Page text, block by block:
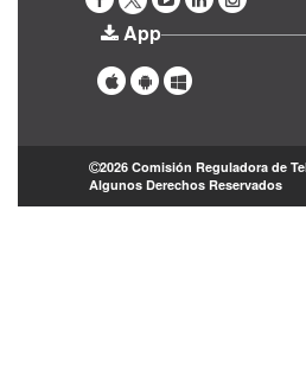
App
2026 Comisión Reguladora de
Algunos Derechos Reservados